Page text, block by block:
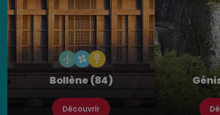
Bollène (84)
Découvrir